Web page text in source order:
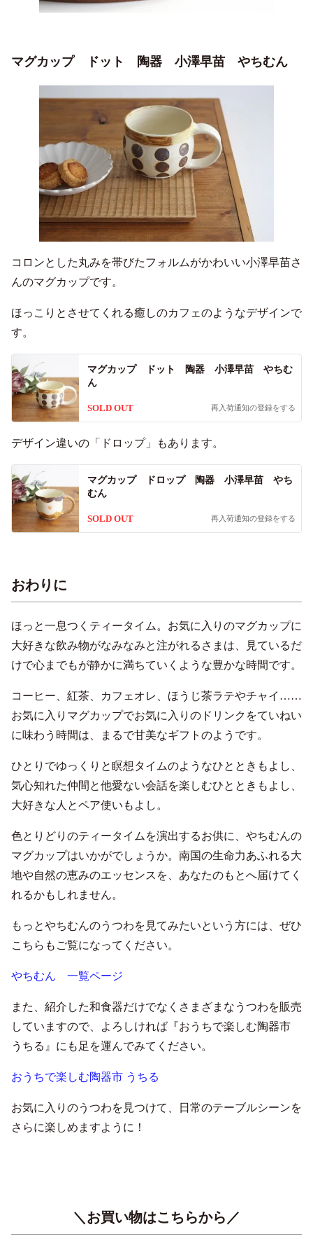
マグカップ ドット 陶器 小澤早苗 やちむん
コロンとした丸みを帯びたフォルムがかわいい小澤早苗さ
んのマグカップです。
ほっこりとさせてくれる癒しのカフェのようなデザインで
す。
マグカップ ドット 陶器 小澤早苗 やちむ
ん
SOLD OUT 再入荷通知の登録をする
デザイン違いの「ドロップ」もあります。
マグカップ ドロップ 陶器 小澤早苗 やち
むん
SOLD OUT 再入荷通知の登録をする
おわりに
ほっと一息つくティータイム。お気に入りのマグカップに
大好きな飲み物がなみなみと注がれるさまは、見ているだ
けで心までもが静かに満ちていくような豊かな時間です。
コーヒー、紅茶、カフェオレ、ほうじ茶ラテやチャイ……
お気に入りマグカップでお気に入りのドリンクをていねい
に味わう時間は、まるで甘美なギフトのようです。
ひとりでゆっくりと瞑想タイムのようなひとときもよし、
気心知れた仲間と他愛ない会話を楽しむひとときもよし、
大好きな人とペア使いもよし。
色とりどりのティータイムを演出するお供に、やちむんの
マグカップはいかがでしょうか。南国の生命力あふれる大
地や自然の恵みのエッセンスを、あなたのもとへ届けてく
れるかもしれません。
もっとやちむんのうつわを見てみたいという方には、ぜひ
こちらもご覧になってください。
やちむん 一覧ページ
また、紹介した和食器だけでなくさまざまなうつわを販売
していますので、よろしければ『おうちで楽しむ陶器市
うちる』にも足を運んでみてください。
おうちで楽しむ陶器市 うちる
お気に入りのうつわを見つけて、日常のテーブルシーンを
さらに楽しめますように！
＼お買い物はこちらから／